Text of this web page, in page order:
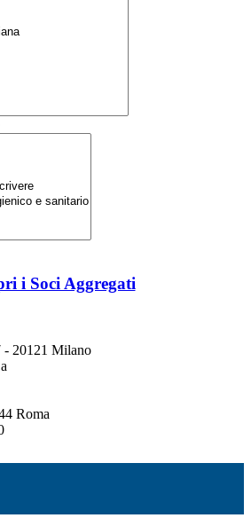
i Soci Aggregati
- 20121 Milano
Roma